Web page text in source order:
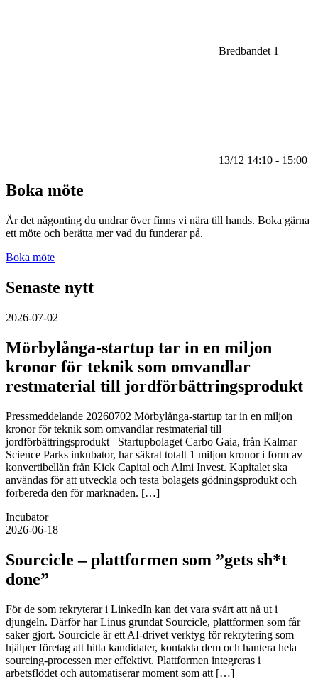
Bredbandet 1
13/12 14:10 - 15:00
Boka möte
Är det någonting du undrar över finns vi nära till hands. Boka gärna
ett möte och berätta mer vad du funderar på.
Boka möte
Senaste nytt
2026-07-02
Mörbylånga-startup tar in en miljon
kronor för teknik som omvandlar
restmaterial till jordförbättringsprodukt
Pressmeddelande 20260702 Mörbylånga-startup tar in en miljon
kronor för teknik som omvandlar restmaterial till
jordförbättringsprodukt Startupbolaget Carbo Gaia, från Kalmar
Science Parks inkubator, har säkrat totalt 1 miljon kronor i form av
konvertibellån från Kick Capital och Almi Invest. Kapitalet ska
användas för att utveckla och testa bolagets gödningsprodukt och
förbereda den för marknaden. […]
Incubator
2026-06-18
Sourcicle – plattformen som ”gets sh*t
done”
För de som rekryterar i LinkedIn kan det vara svårt att nå ut i
djungeln. Därför har Linus grundat Sourcicle, plattformen som får
saker gjort. Sourcicle är ett AI‑drivet verktyg för rekrytering som
hjälper företag att hitta kandidater, kontakta dem och hantera hela
sourcing‑processen mer effektivt. Plattformen integreras i
arbetsflödet och automatiserar moment som att […]